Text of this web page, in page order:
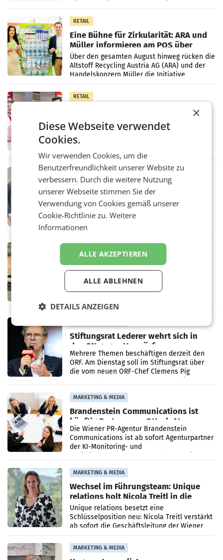
RETAIL
Eine Bühne für Zirkularität: ARA und
Müller informieren am POS über
Kreislauffähigkeit
Über den gesamten August hinweg rücken die
Altstoff Recycling Austria AG (ARA) und der
Handelskonzern Müller die Initiative
„Kreislauf-Helden“ in allen österreichischen
Müller-Filialen
RETAIL
Penny modernisiert zwei Filialen in
Ober- und Niederösterreich
WIENER NEUDORF. – Im Rahmen einer
laufenden Modernisierungsoffensive
erneuert Penny zwei Filialen in Nieder- und
Oberösterreich. Die beiden Standorte liegen
in Haag sowie im rund
RETAIL
Alles bereit für den Wechsel: Jürgen
Albrecht setzt ab 1.1.2027 auf Adeg
WIENER NEUDORF. – Die geplante
Zusammenarbeit zwischen Adeg und dem
Vorarlberger Kaufmann Jürgen Albrecht ist
kartellrechtlich freigegeben: Die
Rekordergebnis im Juli: Leapmotor
verdoppelt Auslieferungen und
überschreitet die 100.000er-Marke
– Im Juli 2026 erreichte Leapmotor einen
wichtigen Meilenstein und lieferte weltweit
Ergebnis gegenüber Juli 2025 mehr als
Stiftungsrat Lederer wehrt sich in
den SN gegen Vorwürfe
Mehrere Themen beschäftigen derzeit den
ORF. Am Dienstag soll im Stiftungsrat über
die vom neuen ORF-Chef Clemens Pig
MARKETING & MEDIA
Brandenstein Communications ist
künftig Partner von OtterlyAI
Die Wiener PR-Agentur Brandenstein
Communications ist ab sofort Agenturpartner
der KI-Monitoring- und
MARKETING & MEDIA
Wechsel im Führungsteam: Unique
relations holt Nicola Treitl in die
Geschäftsleitung
Unique relations besetzt eine
Schlüsselposition neu: Nicola Treitl verstärkt
ab sofort die Geschäftsleitung der Wiener
PR-Agentur an der Seite von Josef Kalina und
Anna Kalina-Mahr.
MARKETING & MEDIA
×
Diese Webseite verwendet
Cookies.
Wir verwenden Cookies, um die
Benutzerfreundlichkeit unserer Website zu
verbessern. Durch die weitere Nutzung
unserer Webseite stimmen Sie der
Verwendung von Cookies gemäß unserer
Cookie-Richtlinie zu.Weitere
Informationen
ALLE AKZEPTIEREN
ALLE ABLEHNEN
DETAILS ANZEIGEN